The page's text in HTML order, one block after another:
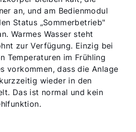
an, und am Bedienmodul
Status „Sommerbetrieb"
Warmes Wasser steht
zur Verfügung. Einzig bei
Temperaturen im Frühling
vorkommen, dass die Anlage
wieder in den
Das ist normal und kein